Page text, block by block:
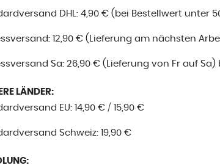
DHL: 4,90 € (bei Bestellwert unter
12,90 € (Lieferung am nächsten
Sa: 26,90 € (Lieferung von Fr auf Sa)
LÄNDER:
EU: 14,90 € / 15,90 €
Schweiz: 19,90 €